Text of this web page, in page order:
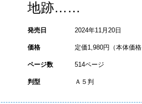
地跡……
発売日 2024年11月20日
価格 定価1,980円（本体価
ページ数 514ページ
判型 Ａ５判